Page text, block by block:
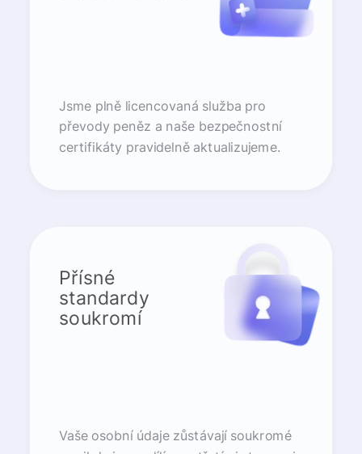
Jsme plně licencovaná služba pro
převody peněz a naše bezpečnostní
certifikáty pravidelně aktualizujeme.
Přísné
standardy
soukromí
Vaše osobní údaje zůstávají soukromé